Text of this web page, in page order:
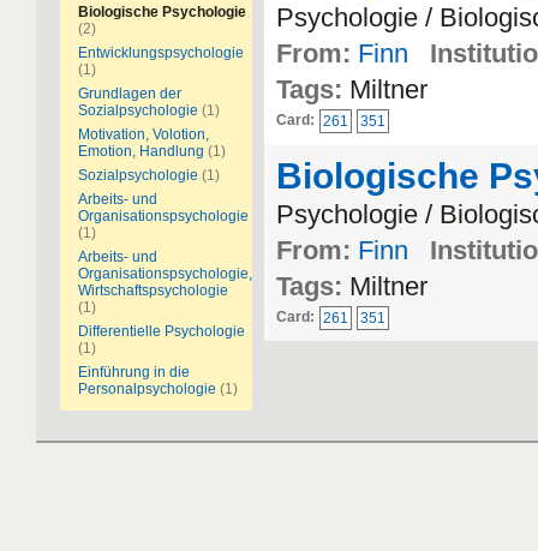
Biologische Psychologie
(2)
Entwicklungspsychologie
(1)
Grundlagen der
Sozialpsychologie (1)
Motivation, Volotion,
Emotion, Handlung (1)
Sozialpsychologie (1)
Arbeits- und
Organisationspsychologie
(1)
Arbeits- und
Organisationspsychologie,
Wirtschaftspsychologie
(1)
Differentielle Psychologie
(1)
Einführung in die
Personalpsychologie (1)
Psychologie /
From: Finn
Tags: Miltner
Card: 261 351
Biologische
Psychologie /
From: Finn
Tags: Miltner
Card: 261 351